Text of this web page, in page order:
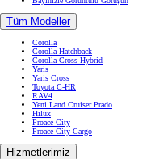
Tüm Modeller
Corolla
Corolla Hatchback
Corolla Cross Hybrid
Yaris
Yaris Cross
Toyota C-HR
RAV4
Yeni Land Cruiser Prado
Hilux
Proace City
Proace City Cargo
Hizmetlerimiz